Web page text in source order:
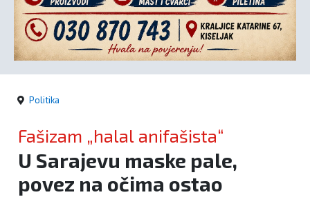
kronika
Politika
Politika
Fašizam „halal anifašista“
U Sarajevu maske pale,
povez na očima ostao